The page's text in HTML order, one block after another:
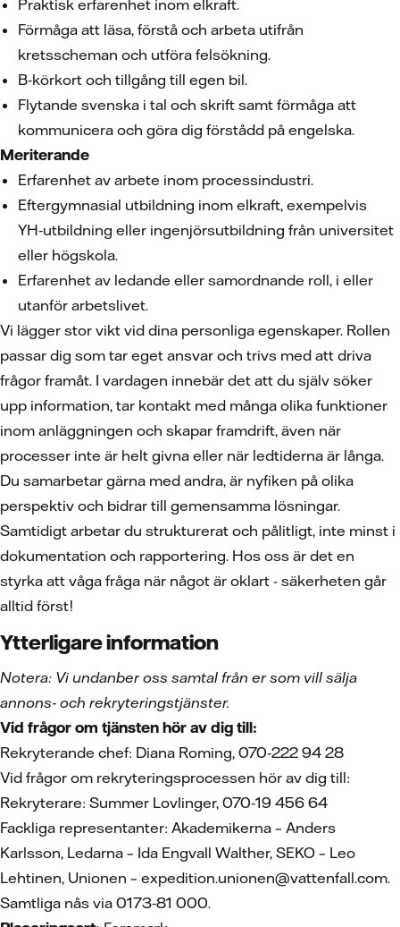
Praktisk erfarenhet inom elkraft.
Förmåga att läsa, förstå och arbeta utifrån
kretsscheman och utföra felsökning.
B‑körkort och tillgång till egen bil.
Flytande svenska i tal och skrift samt förmåga att
kommunicera och göra dig förstådd på engelska.
Meriterande
Erfarenhet av arbete inom processindustri.
Eftergymnasial utbildning inom elkraft, exempelvis
YH‑utbildning eller ingenjörsutbildning från universitet
eller högskola.
Erfarenhet av ledande eller samordnande roll, i eller
utanför arbetslivet.
Vi lägger stor vikt vid dina personliga egenskaper. Rollen
passar dig som tar eget ansvar och trivs med att driva
frågor framåt. I vardagen innebär det att du själv söker
upp information, tar kontakt med många olika funktioner
inom anläggningen och skapar framdrift, även när
processer inte är helt givna eller när ledtiderna är långa.
Du samarbetar gärna med andra, är nyfiken på olika
perspektiv och bidrar till gemensamma lösningar.
Samtidigt arbetar du strukturerat och pålitligt, inte minst i
dokumentation och rapportering. Hos oss är det en
styrka att våga fråga när något är oklart - säkerheten går
alltid först!
Ytterligare information
Notera: Vi undanber oss samtal från er som vill sälja
annons‑ och rekryteringstjänster.
Vid frågor om tjänsten hör av dig till:
Rekryterande chef: Diana Roming, 070‑222 94 28
Vid frågor om rekryteringsprocessen hör av dig till:
Rekryterare: Summer Lovlinger, 070‑19 456 64
Fackliga representanter: Akademikerna – Anders
Karlsson, Ledarna – Ida Engvall Walther, SEKO – Leo
Lehtinen, Unionen – expedition.unionen@vattenfall.com.
Samtliga nås via 0173‑81 000.